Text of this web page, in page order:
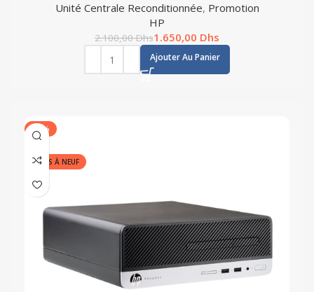
Unité Centrale Reconditionnée, Promotion
HP
2.100,00Dhs1.650,00 Dhs
Ajouter Au Panier
-19%
REMIS À NEUF